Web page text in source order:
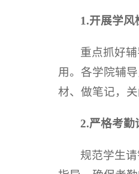
1.开展学风
重点抓好
用。各学院辅
材、做笔记，
2.严格考勤
规范学生